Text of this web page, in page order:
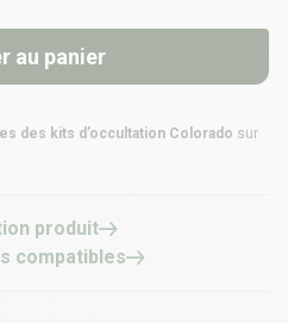
au panier
des kits d’occultation Colorado sur
produit
compatibles